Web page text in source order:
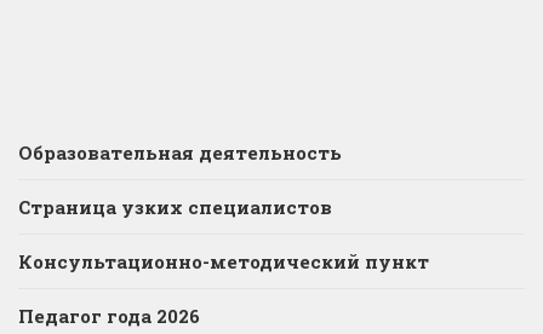
Образовательная деятельность
Страница узких специалистов
Консультационно-методический пункт
Педагог года 2026